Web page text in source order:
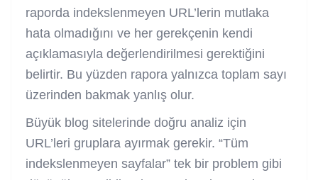
raporda indekslenmeyen URL’lerin mutlaka
hata olmadığını ve her gerekçenin kendi
açıklamasıyla değerlendirilmesi gerektiğini
belirtir. Bu yüzden rapora yalnızca toplam sayı
üzerinden bakmak yanlış olur.
Büyük blog sitelerinde doğru analiz için
URL’leri gruplara ayırmak gerekir. “Tüm
indekslenmeyen sayfalar” tek bir problem gibi